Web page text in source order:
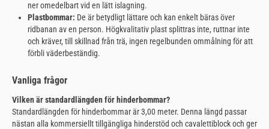
ner omedelbart vid en lätt islagning.
Plastbommar: De är betydligt lättare och kan enkelt bäras över
ridbanan av en person. Högkvalitativ plast splittras inte, ruttnar inte
och kräver, till skillnad från trä, ingen regelbunden ommålning för att
förbli väderbeständig.
Vanliga frågor
Vilken är standardlängden för hinderbommar?
Standardlängden för hinderbommar är 3,00 meter. Denna längd passar
nästan alla kommersiellt tillgängliga hinderstöd och cavalettiblock och ger